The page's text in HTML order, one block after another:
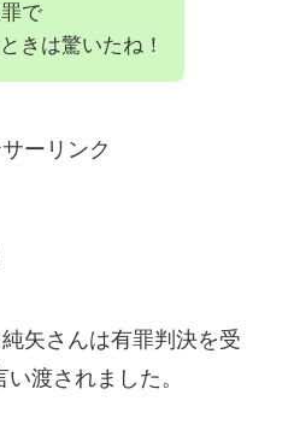
で
きは驚いたね！
ーリンク
矢さんは有罪判決を受
い渡されました。